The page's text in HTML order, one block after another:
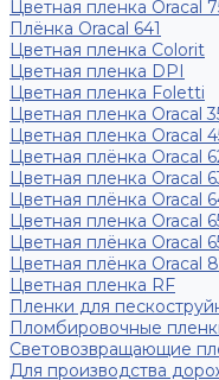
Цветная пленка Oracal
Плёнка Oracal 641
Цветная пленка Colorit
Цветная пленка DPI
Цветная пленка Foletti
Цветная пленка Oracal
Цветная пленка Oracal
Цветная плёнка Oracal
Цветная пленка Oracal
Цветная плёнка Oracal
Цветная пленка Oracal
Цветная плёнка Oracal
Цветная плёнка Oracal
Цветная пленка RF
Пленки для
Пломбировочные
Световозвращающие
Для производства